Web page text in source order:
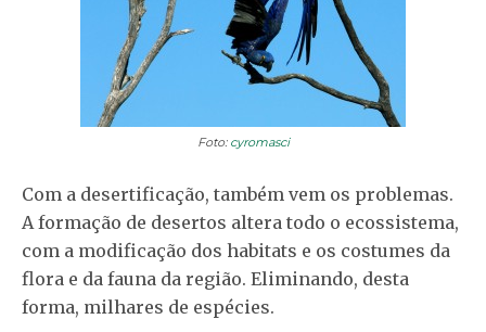
Foto: cyromasci
Com a desertificação, também vem os problemas.
A formação de desertos altera todo o ecossistema,
com a modificação dos habitats e os costumes da
flora e da fauna da região. Eliminando, desta
forma, milhares de espécies.